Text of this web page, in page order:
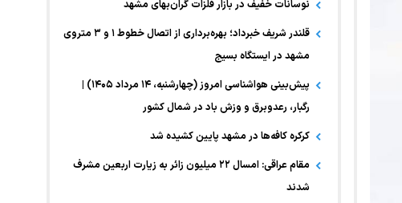
نوسانات خفیف در بازار فلزات گران‌بهای مشهد
قلندر شریف خبرداد؛ بهره‌برداری از اتصال خطوط ۱ و ۳ متروی
مشهد در ایستگاه بسیج
پیش‌بینی هواشناسی امروز (چهارشنبه، ۱۴ مرداد ۱۴۰۵) |
رگبار، رعدوبرق و وزش باد در شمال کشور
کرکره کافه‌ها در مشهد پایین کشیده شد
مقام عراقی: امسال ۲۲ میلیون زائر به زیارت اربعین مشرف
شدند